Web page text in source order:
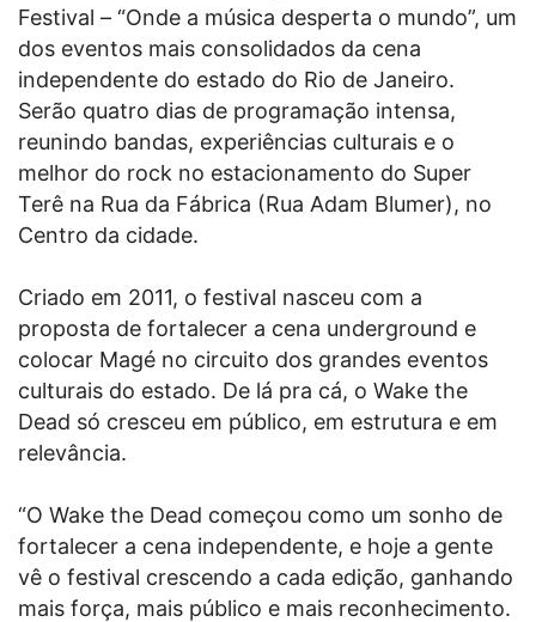
Festival – “Onde a música desperta o mundo”, um
dos eventos mais consolidados da cena
independente do estado do Rio de Janeiro.
Serão quatro dias de programação intensa,
reunindo bandas, experiências culturais e o
melhor do rock no estacionamento do Super
Terê na Rua da Fábrica (Rua Adam Blumer), no
Centro da cidade.
Criado em 2011, o festival nasceu com a
proposta de fortalecer a cena underground e
colocar Magé no circuito dos grandes eventos
culturais do estado. De lá pra cá, o Wake the
Dead só cresceu em público, em estrutura e em
relevância.
“O Wake the Dead começou como um sonho de
fortalecer a cena independente, e hoje a gente
vê o festival crescendo a cada edição, ganhando
mais força, mais público e mais reconhecimento.